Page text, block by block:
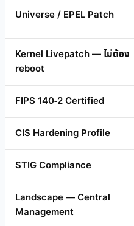
Universe / EPEL Patch
Kernel Livepatch — ไม่ต้อง
reboot
FIPS 140-2 Certified
CIS Hardening Profile
STIG Compliance
Landscape — Central
Management